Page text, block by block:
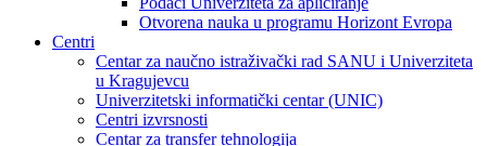
Otvorena nauka u programu Horizont Evropa
Centri
Centar za naučno istraživački rad SANU i Univerziteta
u Kragujevcu
Univerzitetski informatički centar (UNIC)
Centri izvrsnosti
Centar za transfer tehnologija